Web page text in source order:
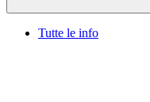
Tutte le info